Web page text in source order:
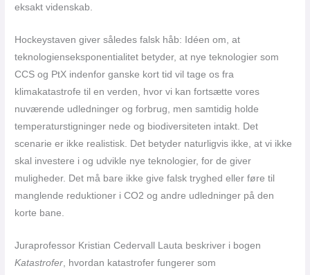
eksakt videnskab.
Hockeystaven giver således falsk håb: Idéen om, at
teknologienseksponentialitet betyder, at nye teknologier som
CCS og PtX indenfor ganske kort tid vil tage os fra
klimakatastrofe til en verden, hvor vi kan fortsætte vores
nuværende udledninger og forbrug, men samtidig holde
temperaturstigninger nede og biodiversiteten intakt. Det
scenarie er ikke realistisk. Det betyder naturligvis ikke, at vi ikke
skal investere i og udvikle nye teknologier, for de giver
muligheder. Det må bare ikke give falsk tryghed eller føre til
manglende reduktioner i CO2 og andre udledninger på den
korte bane.
Juraprofessor Kristian Cedervall Lauta beskriver i bogen
Katastrofer, hvordan katastrofer fungerer som